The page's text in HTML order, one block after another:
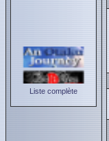
Liste complète